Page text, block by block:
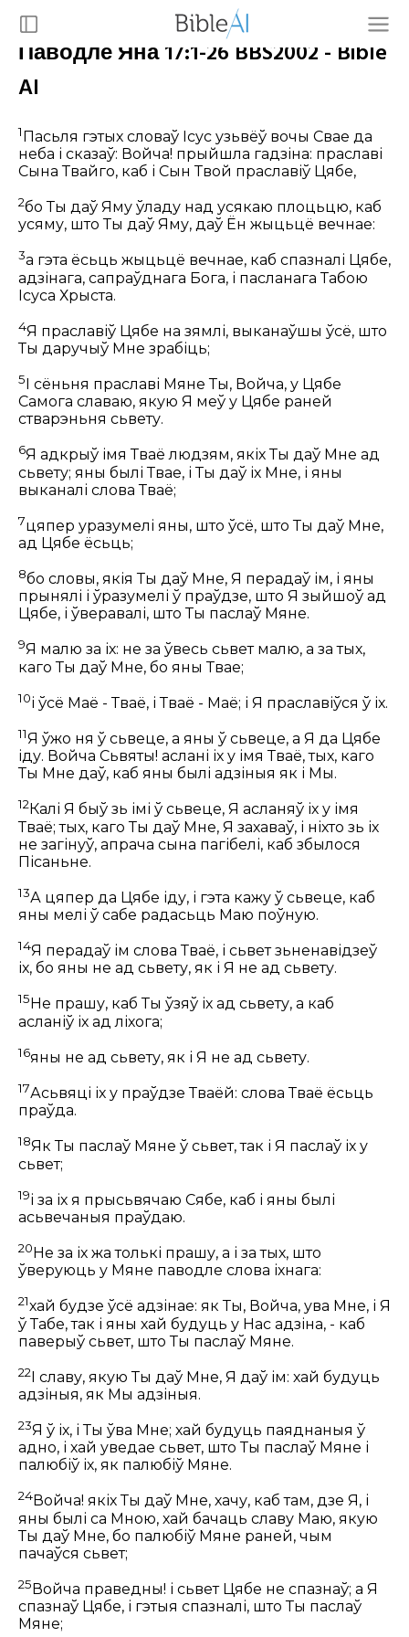
Паводле Яна 17:1-26 BBS2002 - Bible
AI
1Пасьля гэтых словаў Ісус узьвёў вочы Свае да
неба і сказаў: Войча! прыйшла гадзіна: праславі
Сына Твайго, каб і Сын Твой праславіў Цябе,
2бо Ты даў Яму ўладу над усякаю плоцьцю, каб
усяму, што Ты даў Яму, даў Ён жыцьцё вечнае:
3а гэта ёсьць жыцьцё вечнае, каб спазналі Цябе,
адзінага, сапраўднага Бога, і пасланага Табою
Ісуса Хрыста.
4Я праславіў Цябе на зямлі, выканаўшы ўсё, што
Ты даручыў Мне зрабіць;
5
І сёньня праславі Мяне Ты, Войча, у Цябе
Самога славаю, якую Я меў у Цябе раней
стварэньня сьвету.
6Я адкрыў імя Тваё людзям, якіх Ты даў Мне ад
сьвету; яны былі Твае, і Ты даў іх Мне, і яны
выканалі слова Тваё;
7цяпер уразумелі яны, што ўсё, што Ты даў Мне,
ад Цябе ёсьць;
8бо словы, якія Ты даў Мне, Я перадаў ім, і яны
прынялі і ўразумелі ў праўдзе, што Я зыйшоў ад
Цябе, і ўверавалі, што Ты паслаў Мяне.
9Я малю за іх: не за ўвесь сьвет малю, а за тых,
каго Ты даў Мне, бо яны Твае;
10і ўсё Маё - Тваё, і Тваё - Маё; і Я праславіўся ў іх.
11Я ўжо ня ў сьвеце, а яны ў сьвеце, а Я да Цябе
іду. Войча Сьвяты! аслані іх у імя Тваё, тых, каго
Ты Мне даў, каб яны былі адзіныя як і Мы.
12Калі Я быў зь імі ў сьвеце, Я асланяў іх у імя
Тваё; тых, каго Ты даў Мне, Я захаваў, і ніхто зь іх
не загінуў, апрача сына пагібелі, каб збылося
Пісаньне.
13А цяпер да Цябе іду, і гэта кажу ў сьвеце, каб
яны мелі ў сабе радасьць Маю поўную.
14Я перадаў ім слова Тваё, і сьвет зьненавідзеў
іх, бо яны не ад сьвету, як і Я не ад сьвету.
15 Не прашу, каб Ты ўзяў іх ад сьвету, а каб
асланіў іх ад ліхога;
16яны не ад сьвету, як і Я не ад сьвету.
17Асьвяці іх у праўдзе Тваёй: слова Тваё ёсьць
праўда.
18Як Ты паслаў Мяне ў сьвет, так і Я паслаў іх у
сьвет;
19і за іх я прысьвячаю Сябе, каб і яны былі
асьвечаныя праўдаю.
20 Не за іх жа толькі прашу, а і за тых, што
ўверуюць у Мяне паводле слова іхнага:
21хай будзе ўсё адзінае: як Ты, Войча, ува Мне, і Я
ў Табе, так і яны хай будуць у Нас адзіна, - каб
паверыў сьвет, што Ты паслаў Мяне.
22І славу, якую Ты даў Мне, Я даў ім: хай будуць
адзіныя, як Мы адзіныя.
23Я ў іх, і Ты ўва Мне; хай будуць паяднаныя ў
адно, і хай уведае сьвет, што Ты паслаў Мяне і
палюбіў іх, як палюбіў Мяне.
24Войча! якіх Ты даў Мне, хачу, каб там, дзе Я, і
яны былі са Мною, хай бачаць славу Маю, якую
Ты даў Мне, бо палюбіў Мяне раней, чым
пачаўся сьвет;
25Войча праведны! і сьвет Цябе не спазнаў; а Я
спазнаў Цябе, і гэтыя спазналі, што Ты паслаў
Мяне;